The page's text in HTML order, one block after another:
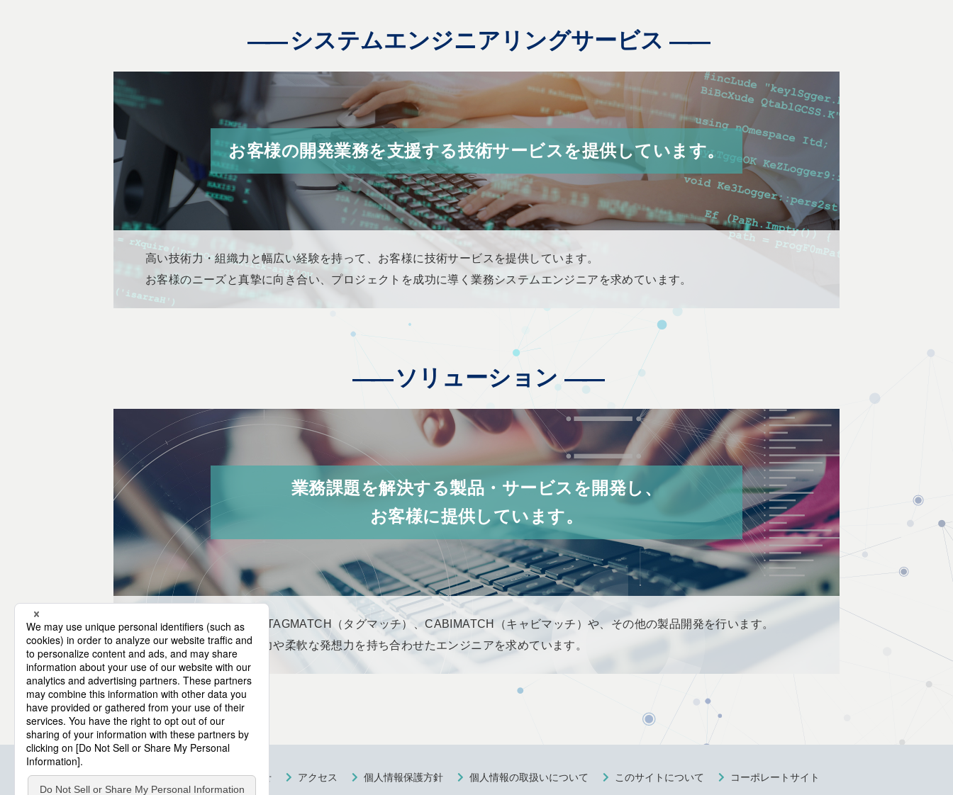
システムエンジニアリングサービス
お客様の開発業務を支援する技術サービスを提供しています。
高い技術力・組織力と幅広い経験を持って、お客様に技術サービスを提供しています。
お客様のニーズと真摯に向き合い、プロジェクトを成功に導く業務システムエンジニアを求めています。
ソリューション
業務課題を解決する製品・サービスを開発し、
お客様に提供しています。
RFIDソリューションのTAGMATCH（タグマッチ）、CABIMATCH（キャビマッチ）や、その他の製品開発を行います。
技術力とともに、創造力や柔軟な発想力を持ち合わせたエンジニアを求めています。
採用TOP お問い合わせ アクセス 個人情報保護方針 個人情報の取扱いについて このサイトについて コーポレートサイト